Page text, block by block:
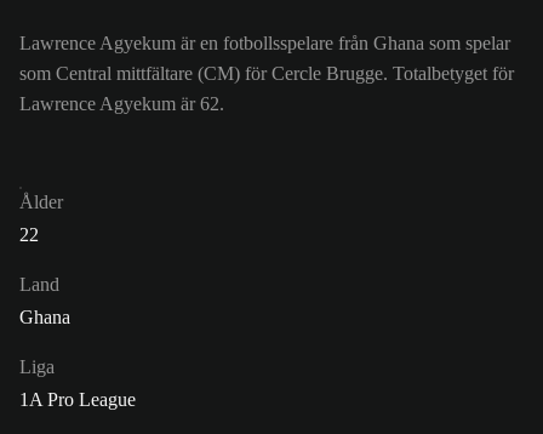
Lawrence Agyekum är en fotbollsspelare från Ghana som spelar
som Central mittfältare (CM) för Cercle Brugge. Totalbetyget för
Lawrence Agyekum är 62.
Ålder
22
Land
Ghana
Liga
1A Pro League